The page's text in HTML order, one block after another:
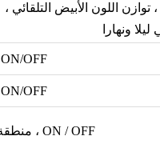
اللون الأبيض التلقائي ،
ونهارا
ON/OFF
ON/OFF
ON / OFF ، منطقة اختيارية